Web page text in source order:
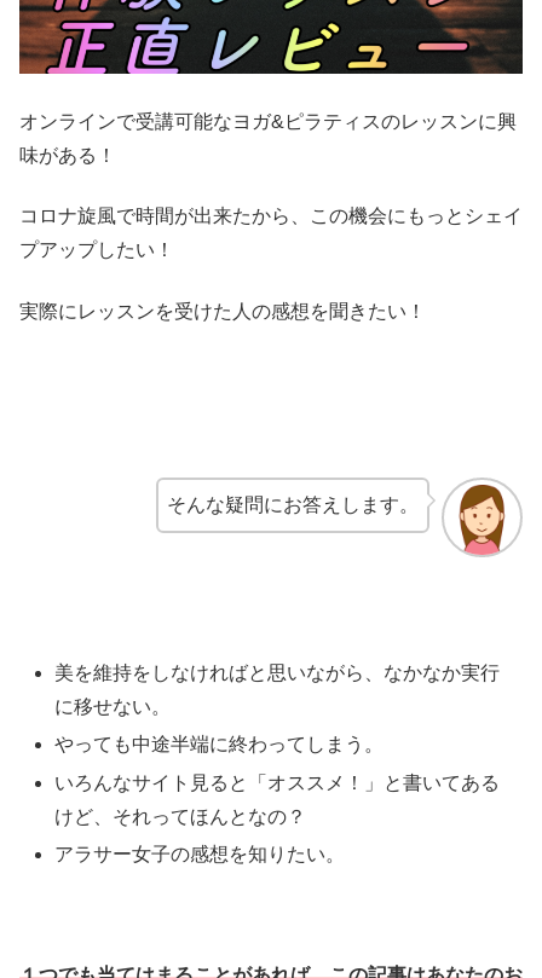
オンラインで受講可能なヨガ&ピラティスのレッスンに興
味がある！
コロナ旋風で時間が出来たから、この機会にもっとシェイ
プアップしたい！
実際にレッスンを受けた人の感想を聞きたい！
そんな疑問にお答えします。
美を維持をしなければと思いながら、なかなか実行
に移せない。
やっても中途半端に終わってしまう。
いろんなサイト見ると「オススメ！」と書いてある
けど、それってほんとなの？
アラサー女子の感想を知りたい。